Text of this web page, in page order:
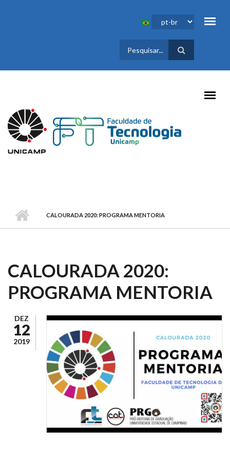
FORMULÁRIO
DE BUSCA
CALOURADA 2020: PROGRAMA MENTORIA
CALOURADA 2020:
PROGRAMA MENTORIA
DEZ
12
2019